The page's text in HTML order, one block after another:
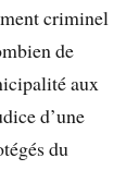
criminel
de
aux
d’une
du